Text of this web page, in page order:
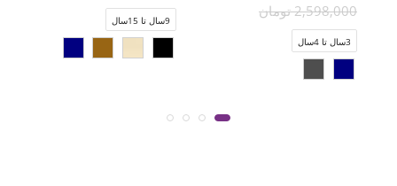
2,598,000 تومان
3سال تا 4سال
9سال تا 15سال